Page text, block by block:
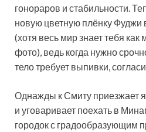
гонораров и стабильности.
новую цветную плёнку Фуджи
(хотя весь мир знает тебя
фото), ведь когда нужно
тело требует выпивки,
Однажды к Смиту приезжает
и уговаривает поехать в
городок с градообразующим